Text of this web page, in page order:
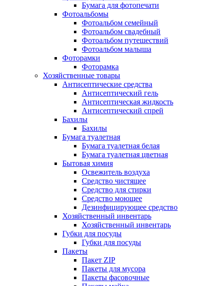
Бумага для фотопечати
Фотоальбомы
Фотоальбом семейный
Фотоальбом свадебный
Фотоальбом путешествий
Фотоальбом малыша
Фоторамки
Фоторамка
Хозяйственные товары
Антисептические средства
Антисептический гель
Антисептическая жидкость
Антисептический спрей
Бахилы
Бахилы
Бумага туалетная
Бумага туалетная белая
Бумага туалетная цветная
Бытовая химия
Освежитель воздуха
Средство чистящее
Средство для стирки
Средство моющее
Дезинфицирующее средство
Хозяйственный инвентарь
Хозяйственный инвентарь
Губки для посуды
Губки для посуды
Пакеты
Пакет ZIP
Пакеты для мусора
Пакеты фасовочные